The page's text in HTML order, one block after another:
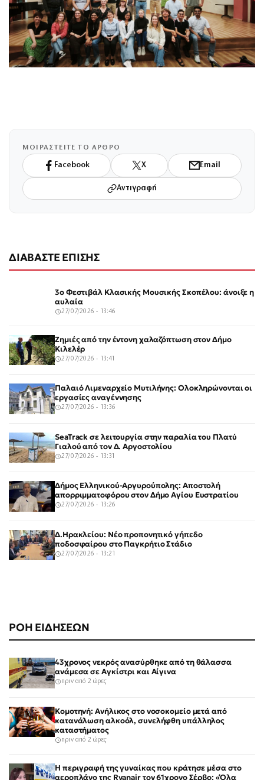
ΡΟΗ ΕΙΔΗΣΕΩΝ
43χρονος νεκρός ανασύρθηκε από τη θάλασσα
ανάμεσα σε Αγκίστρι και Αίγινα
πριν από 2 ώρες
Κομοτηνή: Ανήλικος στο νοσοκομείο μετά από
κατανάλωση αλκοόλ, συνελήφθη υπάλληλος
καταστήματος
πριν από 2 ώρες
Η περιγραφή της γυναίκας που κράτησε μέσα στο
αεροπλάνο της Ryanair τον 61χρονο Σέρβο: «Όλα
ΜΟΙΡΑΣΤΕΙΤΕ ΤΟ ΑΡΘΡΟ
Facebook X Email
Αντιγραφή
ΔΙΑΒΑΣΤΕ ΕΠΙΣΗΣ
3ο Φεστιβάλ Κλασικής Μουσικής Σκοπέλου: άνοιξε η
αυλαία
27/07/2026 - 13:46
Ζημιές από την έντονη χαλαζόπτωση στον Δήμο
Κιλελέρ
27/07/2026 - 13:41
Παλαιό Λιμεναρχείο Μυτιλήνης: Ολοκληρώνονται οι
εργασίες αναγέννησης
27/07/2026 - 13:36
SeaTrack σε λειτουργία στην παραλία του Πλατύ
Γιαλού από τον Δ. Αργοστολίου
27/07/2026 - 13:31
Δήμος Ελληνικού-Αργυρούπολης: Αποστολή
απορριμματοφόρου στον Δήμο Αγίου Ευστρατίου
27/07/2026 - 13:26
Δ.Ηρακλείου: Νέο προπονητικό γήπεδο
ποδοσφαίρου στο Παγκρήτιο Στάδιο
27/07/2026 - 13:21